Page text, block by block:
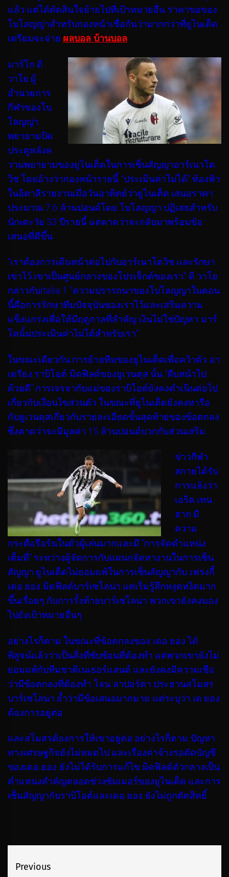
แล้ว แต่ได้ตัดสินใจย้ายไปที่เป้าหมายอื่น ราคาขอของ
โบโลญญ่าสำหรับกองหน้าเชื่อกันว่ามากกว่าที่ยูไนเต็ด
เตรียมจะจ่าย ผลบอล บ้านบอล
มาร์โก ดิ
วาโย ผู้
อำนวยการ
กีฬาของโบ
โลญญ่า
พยายามปิด
ประตูหลังค
วามพยายามของยูไนเต็ดในการเซ็นสัญญาอาร์เนาโต
วิช โดยอ้างว่ากองหน้ารายนี้ “ประเมินค่าไม่ได้” ท้องฟ้า
ในอิตาลีรายงานเมื่อวันอาทิตย์ว่ายูไนเต็ด เสนอราคา
ประมาณ 7.6 ล้านปอนด์โดย โบโลญญา ปฏิเสธสำหรับ
นักเตะวัย 33 ปีรายนี้ แต่คาดว่าจะกลับมาพร้อมข้อ
เสนอที่ดีขึ้น
“เราต้องการเดินหน้าต่อไปกับอาร์เนาโตวิช และรักษา
เขาไว้ เขาเป็นศูนย์กลางของโปรเจ็กต์ของเรา” ดิ วาโย
กล่าวกับItalia 1 “ความปรารถนาของโบโลญญาในตอน
นี้คือการรักษาทีมปัจจุบันของเราไว้และเสริมความ
แข็งแกร่งเพื่อให้มีฤดูกาลที่สำคัญ เงินไม่ใช่ปัญหา มาร์
โคนั้นประเมินค่าไม่ได้สำหรับเรา”
ในขณะเดียวกัน การย้ายทีมของยูไนเต็ดเพื่อคว้าตัว อา
เดรียง ราบิโอต์ มิดฟิลด์ของยูเวนตุส นั้น “คืบหน้าไป
ด้วยดี” การเจรจากับแม่ของราบิโอต์ยังคงดำเนินต่อไป
เกี่ยวกับเงื่อนไขส่วนตัว ในขณะที่ยูไนเต็ดยังคงหารือ
กับยูเวนตุสเกี่ยวกับรายละเอียดขั้นสุดท้ายของข้อตกลง
ซึ่งคาดว่าจะมีมูลค่า 15 ล้านปอนด์บวกกับส่วนเสริม
ข่าวกีฬา
สกายได้รับ
การแจ้งว่า
เอริค เทน
ฮาก มี
ความ
กระตือรือร้นในตัวผู้เล่นมากและมี “การจัดตำแหน่ง
เต็มที่” ระหว่างผู้จัดการกับแผนกจัดหางานในการเซ็น
สัญญา ยูไนเต็ดไม่ยอมแพ้ในการเซ็นสัญญากับ เฟรงกี้
เดอ ยอง มิดฟิลด์บาร์เซโลน่า แต่เริ่มรู้สึกหงุดหงิดมาก
ขึ้นเรื่อยๆ กับการรั้งท้ายบาร์เซโลน่า พวกเขายังคงมอง
ไปยังเป้าหมายอื่นๆ
อย่างไรก็ตาม ในขณะที่ข้อตกลงของ เดอ ยอง ได้
พิสูจน์แล้วว่าเป็นสิ่งที่ซับซ้อนที่ต้องทำ แต่พวกเขายังไม่
ยอมแพ้กับทีมชาติเนเธอร์แลนด์ และยังคงมีความเชื่อ
ว่ามีข้อตกลงที่ต้องทำ โจน ลาปอร์ตา ประธานสโมสร
บาร์เซโลน่า ย้ำว่ามีข้อเสนอมากมาย แต่ระบุว่า เด ยอง
ต้องการอยู่ต่อ
และสโมสรต้องการให้เขาอยู่ต่อ อย่างไรก็ตาม ปัญหา
ทางเศรษฐกิจยังไม่หมดไป และเรื่องค่าจ้างรอตัดบัญชี
ของเดอ ยอง ยังไม่ได้รับการแก้ไข มิดฟิลด์ตัวกลางเป็น
ตำแหน่งสำคัญตลอดช่วงซัมเมอร์ของยูไนเต็ด และการ
เซ็นสัญญากับราบิโอต์และเดอ ยอง ยังไม่ถูกตัดสิทธิ์
เมนู
Previous